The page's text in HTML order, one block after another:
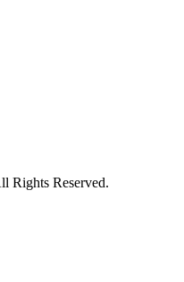
Rights Reserved.